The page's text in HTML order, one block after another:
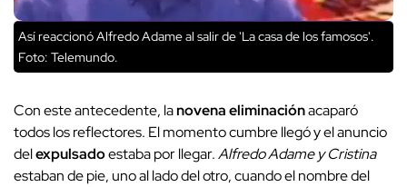
Así reaccionó Alfredo Adame al salir de 'La casa de los famosos'.
Foto: Telemundo.
Con este antecedente, lanovena eliminaciónacaparó
todos los reflectores. El momento cumbre llegó y el anuncio
delexpulsadoestaba por llegar.Alfredo Adame y Cristina
estaban de pie, uno al lado del otro, cuando el nombre del